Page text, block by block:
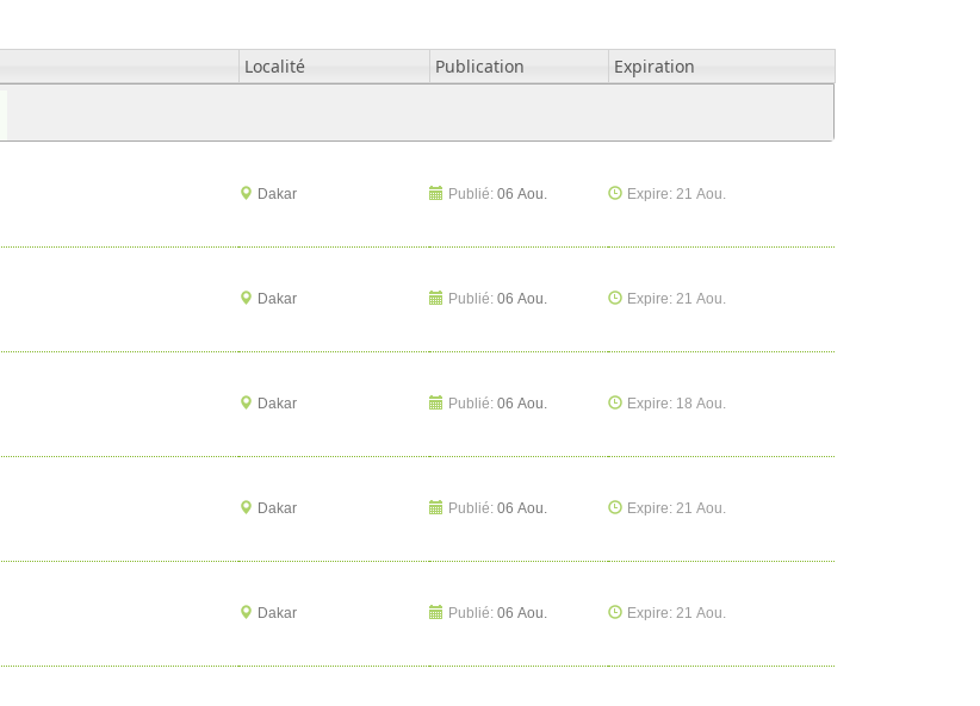
Localité Publication Expiration
Dakar Publié: 06 Aou. Expire: 21 Aou.
Dakar Publié: 06 Aou. Expire: 21 Aou.
Dakar Publié: 06 Aou. Expire: 18 Aou.
Dakar Publié: 06 Aou. Expire: 21 Aou.
Dakar Publié: 06 Aou. Expire: 21 Aou.